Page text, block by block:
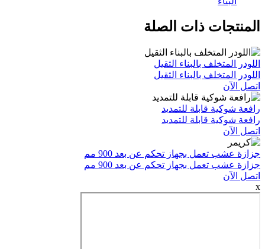
ذات الصلة
بالبناء الثقيل
بالبناء الثقيل
قابلة للتمديد
قابلة للتمديد
تعمل بجهاز تحكم عن بعد 900 مم
تعمل بجهاز تحكم عن بعد 900 مم